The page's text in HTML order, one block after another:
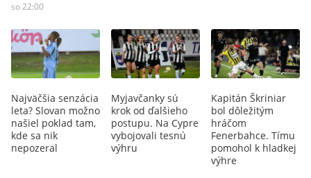
so 22:00
Najväčšia senzácia
leta? Slovan možno
našiel poklad tam,
kde sa nik
nepozeral
Myjavčanky sú
krok od ďalšieho
postupu. Na Cypre
vybojovali tesnú
výhru
Kapitán Škriniar
bol dôležitým
hráčom
Fenerbahce. Tímu
pomohol k hladkej
výhre